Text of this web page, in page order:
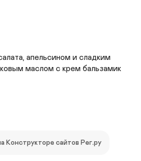
апельсином и сладким
маслом с крем бальзамик
Конструкторе сайтов Рег.ру